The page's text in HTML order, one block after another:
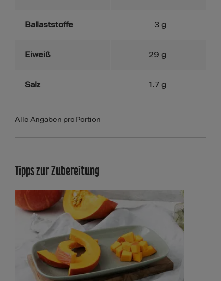
Ballaststoffe 3 g
Eiweiß 29 g
Salz 1.7 g
Alle Angaben pro Portion
Tipps zur Zubereitung